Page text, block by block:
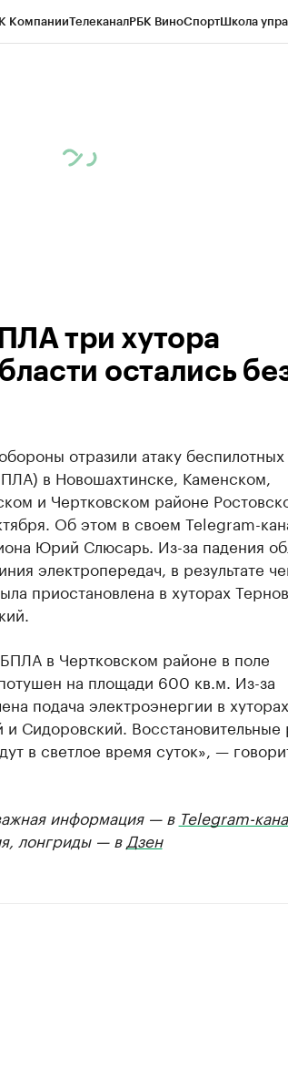
КомпанииТелеканалРБК ВиноСпортШкола
три хутора
остались
отразили атаку беспилотных
в Новошахтинске, Каменском,
и Чертковском районе
Об этом в своем Telegram-
Юрий Слюсарь. Из-за падения
электропередач, в результате
приостановлена в хуторах
в Чертковском районе в поле
на площади 600 кв.м. Из-за
подача электроэнергии в хуторах
Сидоровский. Восстановительные
в светлое время суток», —
информация — в Telegram-
лонгриды — в Дзен